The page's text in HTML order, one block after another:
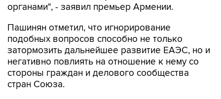
органами", - заявил премьер Армении.
Пашинян отметил, что игнорирование
подобных вопросов способно не только
затормозить дальнейшее развитие ЕАЭС, но и
негативно повлиять на отношение к нему со
стороны граждан и делового сообщества
стран Союза.